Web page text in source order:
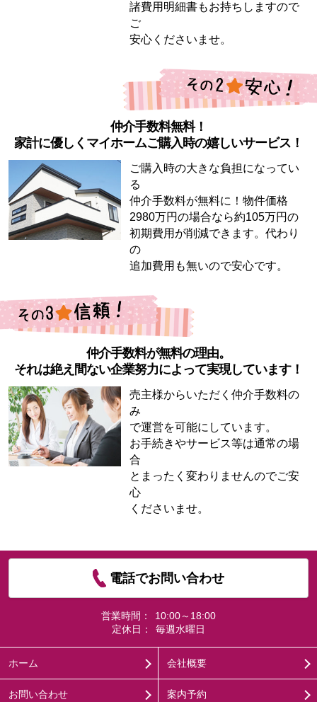
諸費用明細書もお持ちしますので
ご
安心くださいませ。
仲介手数料無料！
家計に優しくマイホームご購入時の嬉しいサービス！
ご購入時の大きな負担になってい
る
仲介手数料が無料に！物件価格
2980万円の場合なら約105万円の
初期費用が削減できます。代わり
の
追加費用も無いので安心です。
仲介手数料が無料の理由。
それは絶え間ない企業努力によって実現しています！
売主様からいただく仲介手数料の
み
で運営を可能にしています。
お手続きやサービス等は通常の場
合
とまったく変わりませんのでご安
心
くださいませ。
電話でお問い合わせ
営業時間：
10:00～18:00
定休日：
毎週水曜日
ホーム 会社概要
お問い合わせ 案内予約